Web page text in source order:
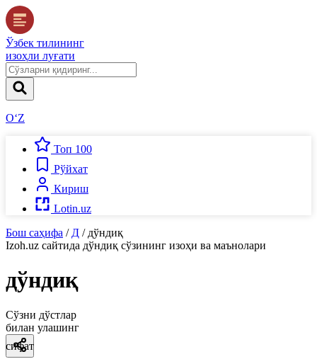
Ўзбек тилининг
изоҳли луғати
O‘Z
Топ 100
Рўйхат
Кириш
Lotin.uz
Бош саҳифа / Д / дўндиқ
Izoh.uz сайтида дўндиқ сўзининг изоҳи ва маънолари
дўндиқ
Сўзни дўстлар
билан улашинг
сифат